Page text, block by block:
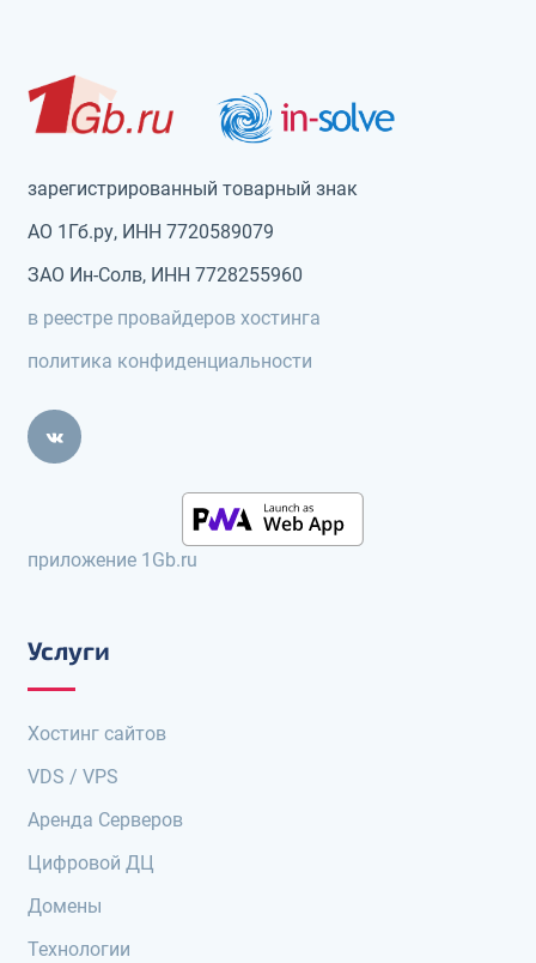
зарегистрированный товарный знак
АО 1Гб.ру, ИНН 7720589079
ЗАО Ин-Солв, ИНН 7728255960
в реестре провайдеров хостинга
политика конфиденциальности
приложение 1Gb.ru
Услуги
Хостинг сайтов
VDS / VPS
Аренда Серверов
Цифровой ДЦ
Домены
Технологии